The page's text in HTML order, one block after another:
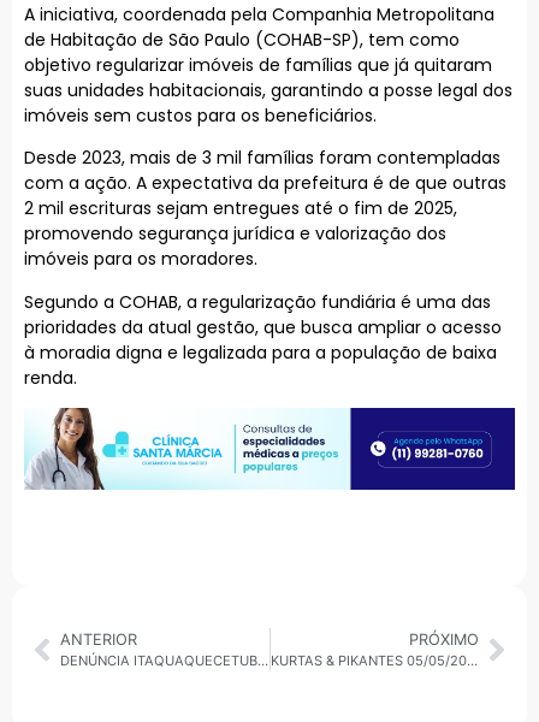
A iniciativa, coordenada pela Companhia Metropolitana
de Habitação de São Paulo (COHAB-SP), tem como
objetivo regularizar imóveis de famílias que já quitaram
suas unidades habitacionais, garantindo a posse legal dos
imóveis sem custos para os beneficiários.
Desde 2023, mais de 3 mil famílias foram contempladas
com a ação. A expectativa da prefeitura é de que outras
2 mil escrituras sejam entregues até o fim de 2025,
promovendo segurança jurídica e valorização dos
imóveis para os moradores.
Segundo a COHAB, a regularização fundiária é uma das
prioridades da atual gestão, que busca ampliar o acesso
à moradia digna e legalizada para a população de baixa
renda.
ANTERIOR
DENÚNCIA ITAQUAQUECETUBA: POR QUE O VEREADOR GUSTAVO POSSUI INTERESSE NO ATERRO?
PRÓXIMO
KURTAS & PIKANTES 05/05/2025: OS BASTIDORES DA POLÍTICA — CONFLITOS, ALIANÇAS E DISPUTAS DE PODER